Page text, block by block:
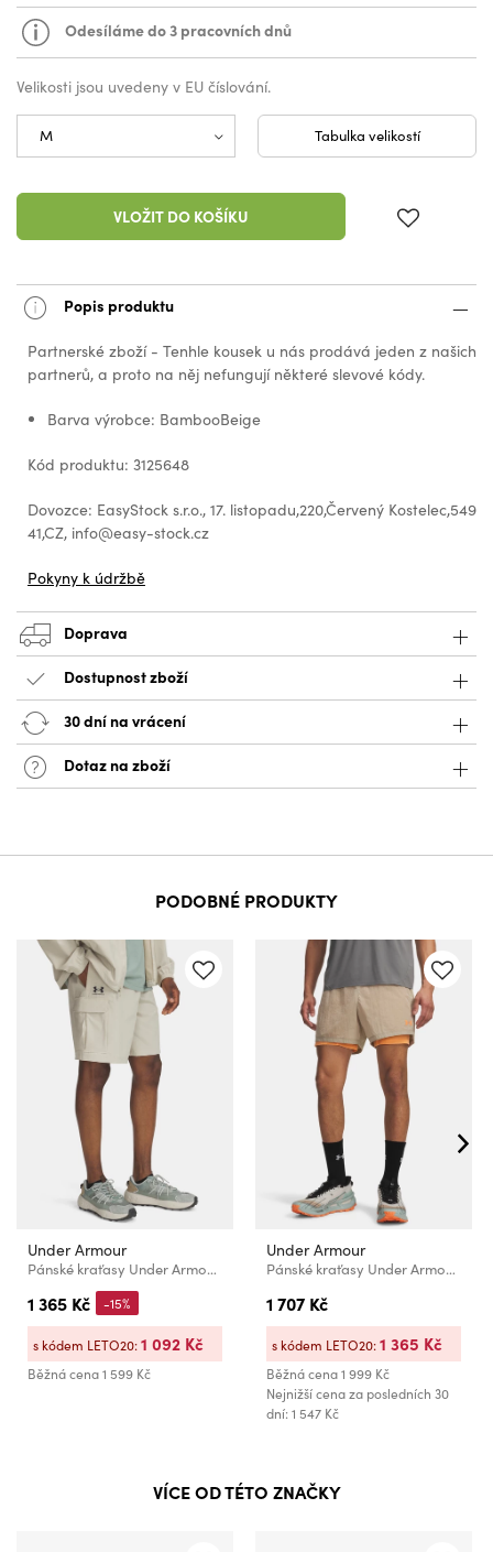
Odesíláme do 3 pracovních dnů
Velikosti jsou uvedeny v EU číslování.
Tabulka velikostí
VLOŽIT DO KOŠÍKU
Popis produktu
Partnerské zboží - Tenhle kousek u nás prodává jeden z našich
partnerů, a proto na něj nefungují některé slevové kódy.
Barva výrobce: BambooBeige
Kód produktu: 3125648
Dovozce: EasyStock s.r.o., 17. listopadu,220,Červený Kostelec,549
41,CZ, info@easy-stock.cz
Pokyny k údržbě
Doprava
Dostupnost zboží
30 dní na vrácení
Dotaz na zboží
PODOBNÉ PRODUKTY
Under Armour
Pánské kraťasy Under Armour UA Vibe Woven Cargo Short
1 365 Kč
Běžná cena1 599 Kč
-15%
s kódem LETO20:1 092 Kč
Under Armour
Pánské kraťasy Under Armour M Trail Run 5' Lined Short
1 707 Kč
Běžná cena1 999 Kč
Nejnižší cena za posledních 30
dní: 1 547 Kč
s kódem LETO20:1 365 Kč
VÍCE OD TÉTO ZNAČKY